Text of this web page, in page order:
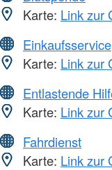
Karte: Link zur
Einkaufsservice
Karte: Link zur
Entlastende
Karte: Link zur
Fahrdienst
Karte: Link zur